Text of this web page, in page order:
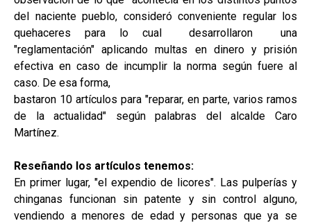
del naciente pueblo, consideró conveniente regular los
quehaceres para lo cual desarrollaron una
"reglamentación" aplicando multas en dinero y prisión
efectiva en caso de incumplir la norma según fuere al
caso. De esa forma,
bastaron 10 artículos para "reparar, en parte, varios ramos
de la actualidad" según palabras del alcalde Caro
Martínez.
Reseñando los artículos tenemos:
En primer lugar, "el expendio de licores". Las pulperías y
chinganas funcionan sin patente y sin control alguno,
vendiendo a menores de edad y personas que ya se